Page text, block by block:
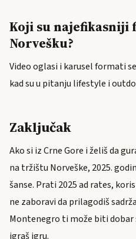
Koji su najefikasniji
Norvešku?
Video oglasi i karusel formati
kad su u pitanju lifestyle i
Zaključak
Ako si iz Crne Gore i želiš da
na tržištu Norveške, 2025.
šanse. Prati 2025 ad rates,
ne zaboravi da prilagodiš
Montenegro ti može biti dobar
igraš igru.